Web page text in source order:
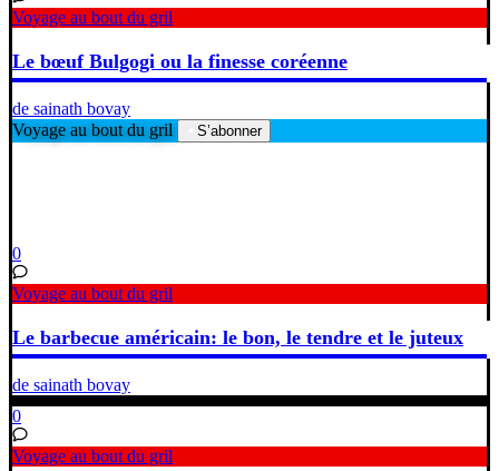
Voyage au bout du gril
Le bœuf Bulgogi ou la finesse coréenne
de sainath bovay
Voyage au bout du gril
S’abonner
0
Voyage au bout du gril
Le barbecue américain: le bon, le tendre et le juteux
de sainath bovay
0
Voyage au bout du gril